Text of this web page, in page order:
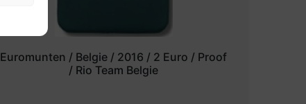
Euromunten / Belgie / 2016 / 2 Euro / Proof
/ Rio Team Belgie